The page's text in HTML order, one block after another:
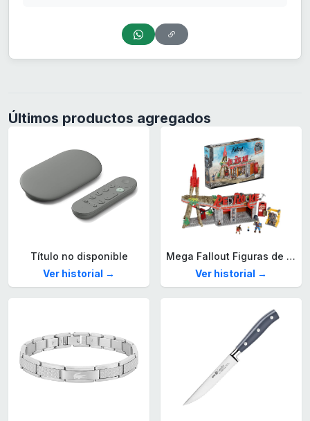
Últimos productos agregados
Título no disponible
Ver historial →
Mega Fallout Figuras de acción y Juguetes de construcción, Parada de Camiones Red Rocket con 824 Piezas, 2 Personajes articulados y Accesorios, para coleccionistas, HXT00
Ver historial →